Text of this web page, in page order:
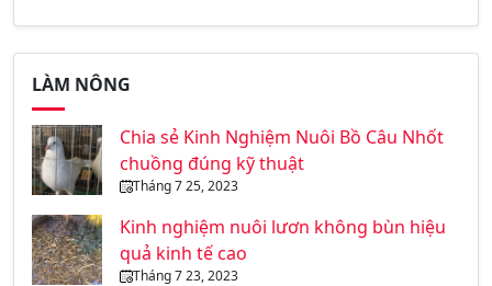
LÀM NÔNG
Chia sẻ Kinh Nghiệm Nuôi Bồ Câu Nhốt
chuồng đúng kỹ thuật
Tháng 7 25, 2023
Kinh nghiệm nuôi lươn không bùn hiệu
quả kinh tế cao
Tháng 7 23, 2023